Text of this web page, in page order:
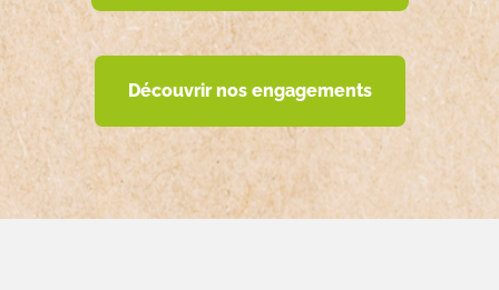
Découvrir nos engagements